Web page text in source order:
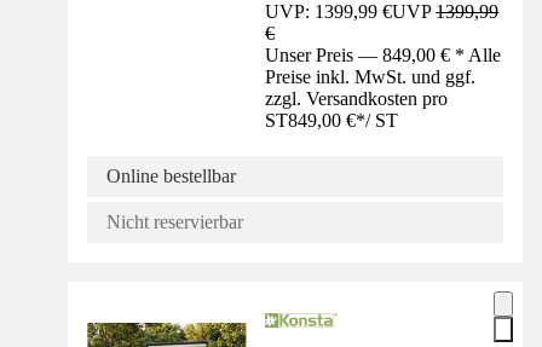
UVP: 1399,99 €UVP1399,99
€
Unser Preis — 849,00 € * Alle
Preise inkl. MwSt. und ggf.
zzgl. Versandkosten pro
ST849,00 €*/ ST
Online bestellbar
Nicht reservierbar